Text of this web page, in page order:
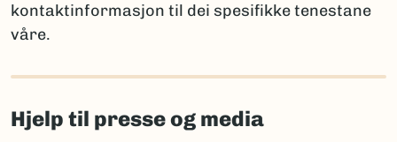
kontaktinformasjon til dei spesifikke tenestane
våre.
Hjelp til presse og media